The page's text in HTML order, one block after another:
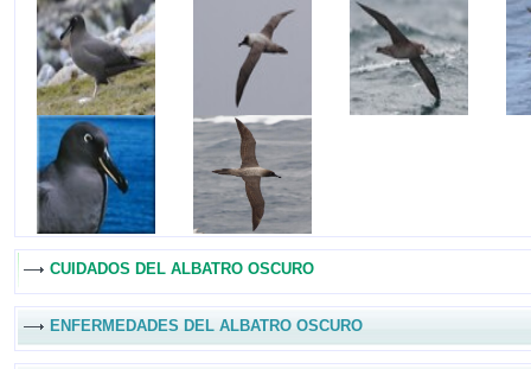
CUIDADOS DEL ALBATRO OSCURO
ENFERMEDADES DEL ALBATRO OSCURO